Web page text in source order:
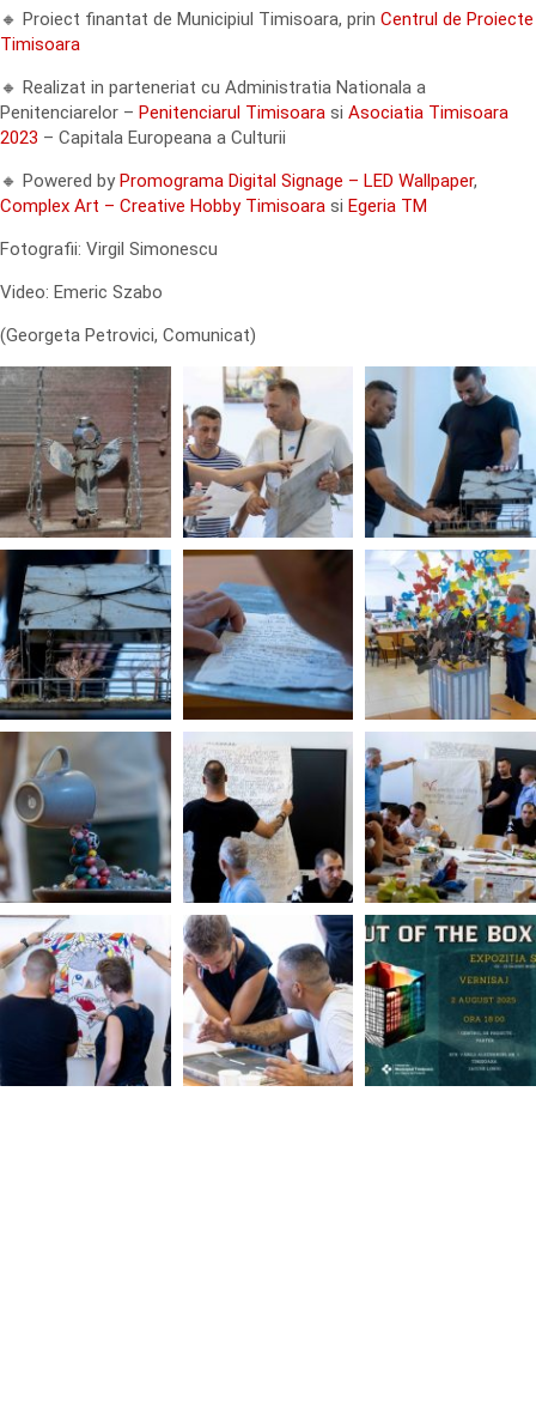
🔸 Proiect finantat de Municipiul Timisoara, prin Centrul de Proiecte
Timisoara
🔸 Realizat in parteneriat cu Administratia Nationala a
Penitenciarelor – Penitenciarul Timisoara si Asociatia Timisoara
2023 – Capitala Europeana a Culturii
🔸 Powered byPromograma Digital Signage – LED Wallpaper,
Complex Art – Creative Hobby Timisoara si Egeria TM
Fotografii: Virgil Simonescu
Video: Emeric Szabo
(Georgeta Petrovici, Comunicat)